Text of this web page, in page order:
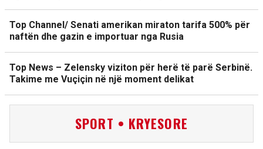
Top Channel/ Senati amerikan miraton tarifa 500% për
naftën dhe gazin e importuar nga Rusia
Top News – Zelensky viziton për herë të parë Serbinë.
Takime me Vuçiçin në një moment delikat
SPORT • KRYESORE